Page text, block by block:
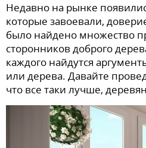
Недавно на рынке
которые завоевали,
было найдено множество
сторонников доброго
каждого найдутся
или дерева. Давайте
что все таки лучше,